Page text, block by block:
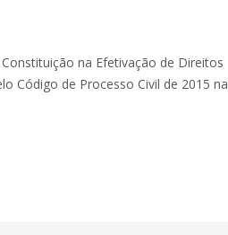
na Efetivação de Direitos
Código de Processo Civil de 2015 na